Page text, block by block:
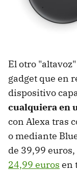
El otro
gadget que en
dispositivo
cualquiera en
con Alexa tras
o mediante
de 39,99
24,99 euros en